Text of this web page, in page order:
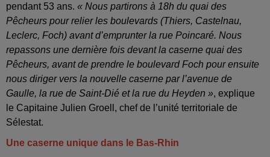
pendant 53 ans. « Nous partirons à 18h du quai des
Pêcheurs pour relier les boulevards (Thiers, Castelnau,
Leclerc, Foch) avant d’emprunter la rue Poincaré. Nous
repassons une dernière fois devant la caserne quai des
Pêcheurs, avant de prendre le boulevard Foch pour ensuite
nous diriger vers la nouvelle caserne par l’avenue de
Gaulle, la rue de Saint-Dié et la rue du Heyden », explique
le Capitaine Julien Groell, chef de l’unité territoriale de
Sélestat.
Une caserne unique dans le Bas-Rhin